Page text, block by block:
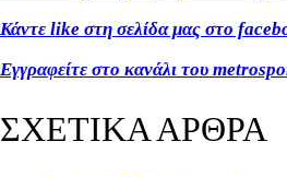
Κάντε like στη σελίδα μας στο
Εγγραφείτε στο κανάλι του
ΣΧΕΤΙΚΑ ΑΡΘΡΑ